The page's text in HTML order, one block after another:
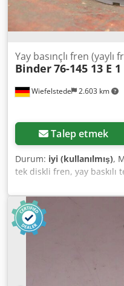
Wiefelstede 2.603 km
Yay basınçlı fren (yaylı
Binder76-145 13 E 1
Talep etmek
Durum: iyi (kullanılmış),
tek diskli fren, yay baskılı
-Üretici: Binder, yay
Gerilim: 24 V -Fren
Mil adaptörü ile bağlantı
mevcut -Fiyat: adet
Ağırlık: 4,5 kg/adet.